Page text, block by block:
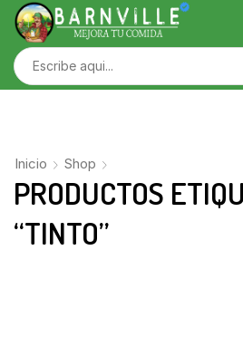
Inicio Shop
PRODUCTOS
“TINTO”